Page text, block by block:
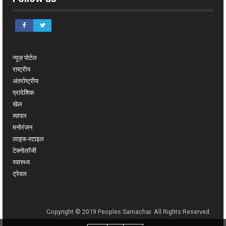
न्यूज़ पोर्टल
राष्ट्रीय
अंतर्राष्ट्रीय
प्रादेशिक
खेल
व्यापार
मनोरंजन
लाइफ-स्टाइल
टेक्नोलॉजी
स्वास्थ्य
ट्रेवल
Copyright © 2019 Peoples Samachar. All Rights Reserved.